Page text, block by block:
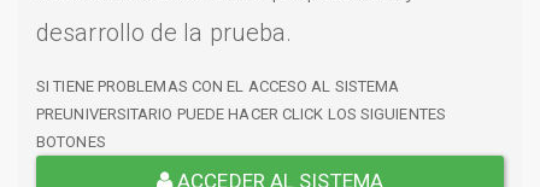
desarrollo de la prueba.
SI TIENE PROBLEMAS CON EL ACCESO AL SISTEMA
PREUNIVERSITARIO PUEDE HACER CLICK LOS SIGUIENTES
BOTONES
ACCEDER AL SISTEMA